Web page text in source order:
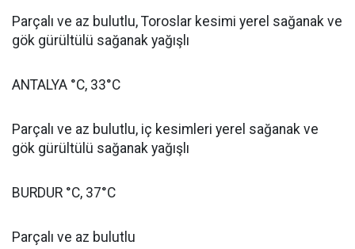
Parçalı ve az bulutlu, Toroslar kesimi yerel sağanak ve
gök gürültülü sağanak yağışlı
ANTALYA °C, 33°C
Parçalı ve az bulutlu, iç kesimleri yerel sağanak ve
gök gürültülü sağanak yağışlı
BURDUR °C, 37°C
Parçalı ve az bulutlu